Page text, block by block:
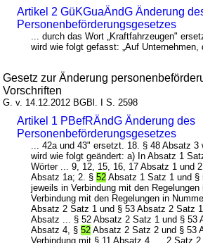
Artikel 2 GüKGuaÄndG Änderung
Personenbeförderungsgesetzes
... durch das Wort „Kraftfahrzeugen"
wird wie folgt gefasst: „Auf
Gesetz zur Änderung
Vorschriften
G. v. 14.12.2012 BGBl. I S. 2598
Artikel 1 PBefRÄndG Änderung des
Personenbeförderungsgesetzes
... 42a und 43" ersetzt. 18. § 48 Absatz
wird wie folgt geändert: a) In Absatz 1
Wörter ... 9, 12, 15, 16, 17 Absatz 1 und
Absatz 1a; 2. §52 Absatz 1 Satz 1 und §
jeweils in Verbindung mit den
Verbindung mit den Regelungen in
Absatz 2 Satz 1 und § 53 Absatz 2 Satz
Absatz ... § 52 Absatz 2 Satz 1 und § 53
Absatz 4, §52 Absatz 2 Satz 2 und § 53
Verbindung mit § 11 Absatz 4, ... 2 Satz